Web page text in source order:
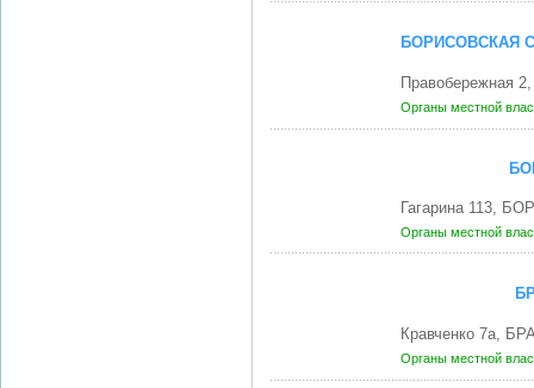
БОРИСОВСКАЯ
Правобережная
Органы местной
Гагарина 113,
Органы местной
Кравченко 7а,
Органы местной